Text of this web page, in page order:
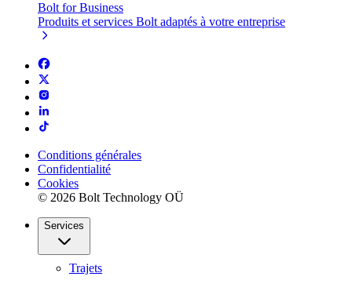
Bolt for Business
Produits et services Bolt adaptés à votre entreprise
Conditions générales
Confidentialité
Cookies
© 2026 Bolt Technology OÜ
Services
Trajets